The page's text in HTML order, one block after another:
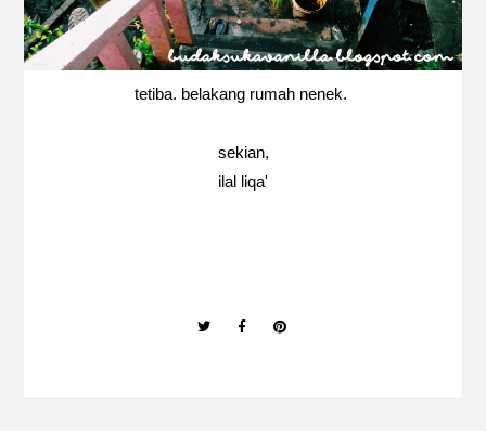
tetiba. belakang rumah nenek.
sekian,
ilal liqa'